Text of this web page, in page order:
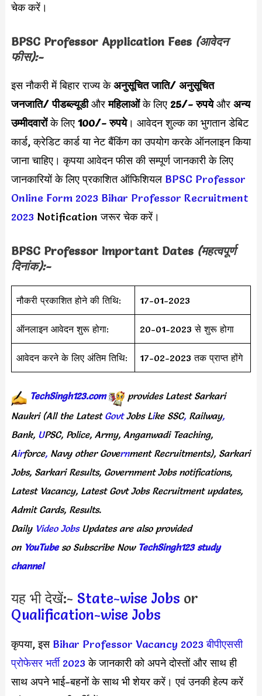
चेक करें।
BPSC Professor Application Fees (आवेदन
फीस):-
इस नौकरी में बिहार राज्य केअनुसूचित जाति/ अनुसूचित
जनजाति/ पीडब्ल्यूडीऔरमहिलाओंके लिए 25/- रुपयेऔर अन्य
उम्मीदवारोंके लिए 100/- रुपये। आवेदन शुल्क का भुगतान डेबिट
कार्ड, क्रेडिट कार्ड या नेट बैंकिंग का उपयोग करके ऑनलाइन किया
जाना चाहिए। कृपया आवेदन फीस की सम्पूर्ण जानकारी के लिए
जानकारियों के लिए प्रकाशित ऑफिशियल BPSC Professor
Online Form 2023 Bihar Professor Recruitment
2023Notification जरूर चेक करें।
BPSC Professor Important Dates (महत्वपूर्ण
दिनांक):-
नौकरी प्रकाशित होने की तिथि: 17-01-2023
ऑनलाइन आवेदन शुरू होगा: 20-01-2023 से शुरू होगा
आवेदन करने के लिए अंतिम तिथि: 17-02-2023 तक प्राप्त होंगे
TechSingh123.com provides Latest Sarkari
Naukri (All the Latest Govt Jobs Like SSC, Railway,
Bank, UPSC, Police, Army, Anganwadi Teaching,
Airforce, Navy other Government Recruitments), Sarkari
Jobs, Sarkari Results, Government Jobs notifications,
Latest Vacancy, Latest Govt Jobs Recruitment updates,
Admit Cards, Results.
Daily Video JobsUpdates are also provided
on YouTubeso Subscribe Now TechSingh123 study
channel
यह भी देखें:- State-wise Jobs or
Qualification-wise Jobs
कृपया, इस Bihar Professor Vacancy 2023 बीपीएससी
प्रोफेसर भर्ती 2023के जानकारी को अपने दोस्तों और साथ ही
साथ अपने भाई-बहनों के साथ भी शेयर करें। एवं उनकी हेल्प करें